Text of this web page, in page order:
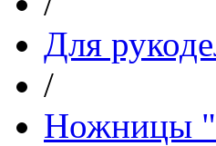
Для
/
Ножницы